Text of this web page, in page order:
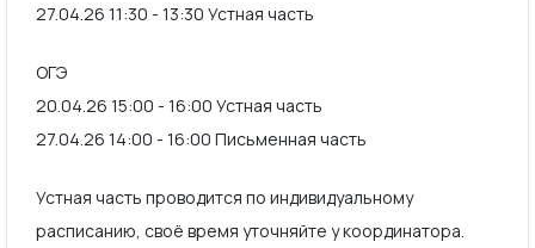
27.04.26 11:30 - 13:30 Устная часть
ОГЭ
20.04.26 15:00 - 16:00 Устная часть
27.04.26 14:00 - 16:00 Письменная часть
Устная часть проводится по индивидуальному
расписанию, своё время уточняйте у координатора.